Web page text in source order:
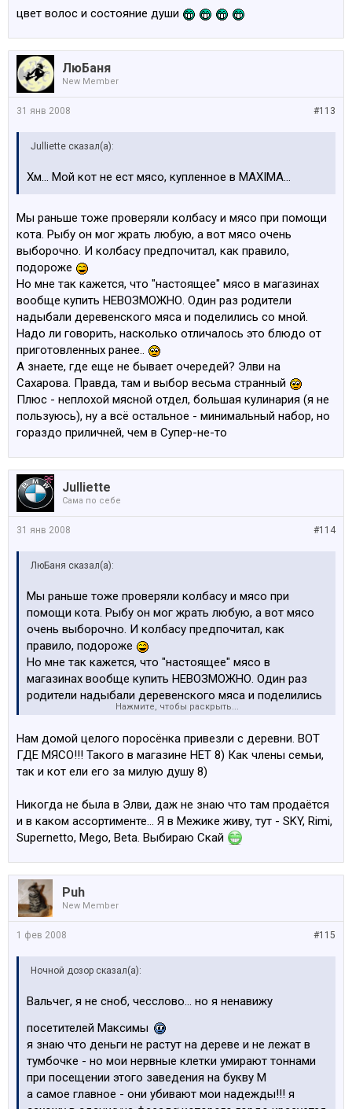
цвет волос и состояние души
ЛюБаня
New Member
#113
31 янв 2008
Julliette сказал(а):
Хм... Мой кот не ест мясо, купленное в MAXIMA...
Мы раньше тоже проверяли колбасу и мясо при помощи
кота. Рыбу он мог жрать любую, а вот мясо очень
выборочно. И колбасу предпочитал, как правило,
подороже
Но мне так кажется, что "настоящее" мясо в магазинах
вообще купить НЕВОЗМОЖНО. Один раз родители
надыбали деревенского мяса и поделились со мной.
Надо ли говорить, насколько отличалось это блюдо от
приготовленных ранее..
А знаете, где еще не бывает очередей? Элви на
Сахарова. Правда, там и выбор весьма странный
Плюс - неплохой мясной отдел, большая кулинария (я не
пользуюсь), ну а всё остальное - минимальный набор, но
гораздо приличней, чем в Супер-не-то
Julliette
Сама по себе
#114
31 янв 2008
ЛюБаня сказал(а):
Мы раньше тоже проверяли колбасу и мясо при
помощи кота. Рыбу он мог жрать любую, а вот мясо
очень выборочно. И колбасу предпочитал, как
правило, подороже
Но мне так кажется, что "настоящее" мясо в
магазинах вообще купить НЕВОЗМОЖНО. Один раз
родители надыбали деревенского мяса и поделились
со мной. Надо ли говорить, насколько отличалось это
А знаете, где еще не бывает очередей? Элви на
Сахарова. Правда, там и выбор весьма странный
Плюс - неплохой мясной отдел, большая кулинария (я
набор, но гораздо приличней, чем в Супер-не-то
Нажмите, чтобы раскрыть...
Нам домой целого поросёнка привезли с деревни. ВОТ
ГДЕ МЯСО!!! Такого в магазине НЕТ 8) Как члены семьи,
так и кот ели его за милую душу 8)
Никогда не была в Элви, даж не знаю что там продаётся
и в каком ассортименте... Я в Межике живу, тут - SKY, Rimi,
Supernetto, Mego, Beta. Выбираю Скай
Puh
New Member
#115
1 фев 2008
Ночной дозор сказал(а):
Вальчег, я не сноб, чесслово... но я ненавижу
посетителей Максимы
я знаю что деньги не растут на дереве и не лежат в
тумбочке - но мои нервные клетки умирают тоннами
при посещении этого заведения на букву М
а самое главное - они убивают мои надежды!!! я